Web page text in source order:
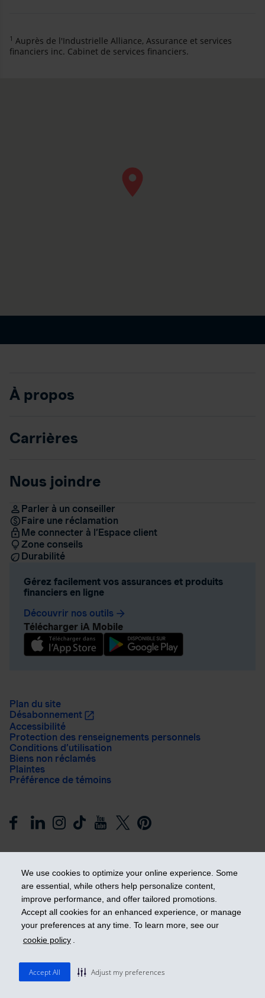
We use cookies to optimize your online experience. Some
are essential, while others help personalize content,
improve performance, and offer tailored promotions.
Accept all cookies for an enhanced experience, or manage
your preferences at any time. To learn more, see our
cookie policy .
Accept All Adjust my preferences
1 Auprès de l'Industrielle Alliance, Assurance et services
financiers inc. Cabinet de services financiers.
À propos
Carrières
Nous joindre
Parler à un conseiller
Faire une réclamation
Me connecter à l’Espace client
Zone conseils
Durabilité
Gérez facilement vos assurances et produits
financiers en ligne
Découvrir nos outils arrow_forward
Télécharger iA Mobile
Plan du site
Désabonnement
Accessibilité
Protection des renseignements personnels
Conditions d’utilisation
Biens non réclamés
Plaintes
Préférence de témoins
Prendre les devants